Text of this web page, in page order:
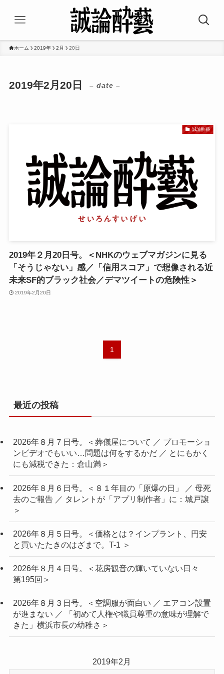
ホーム 2019年 2月 20日
2019年2月20日 – date –
誠論酔藝
2019年２月20日号。＜NHKのウェブマガジンに見る
「そうじゃない」感／「信用スコア」で想像される近
未来SF的ブラック社会／デマツイートの危険性＞
2019年2月20日
1
最近の投稿
2026年８月７日号。＜葬儀屋について ／ プロモーショ
ンビデオでもいい…問題は何をするかだ ／ とにもかく
にも減税できた：倉山満＞
2026年８月６日号。＜８１年目の「原爆の日」 ／ 母死
去のご報告 ／ タレントが「アプリ制作者」に：城戸譲
＞
2026年８月５日号。＜価格とは？インプラント、円安
と買いたたきのはざまで。T-1 ＞
2026年８月４日号。＜花房観音の輝いていない日々
第195回＞
2026年８月３日号。＜空調服が面白い ／ エアコン設置
が進まない ／ 「初めて人権や職員尊重の意味が理解で
きた」横浜市長の幼稚さ＞
2019年2月